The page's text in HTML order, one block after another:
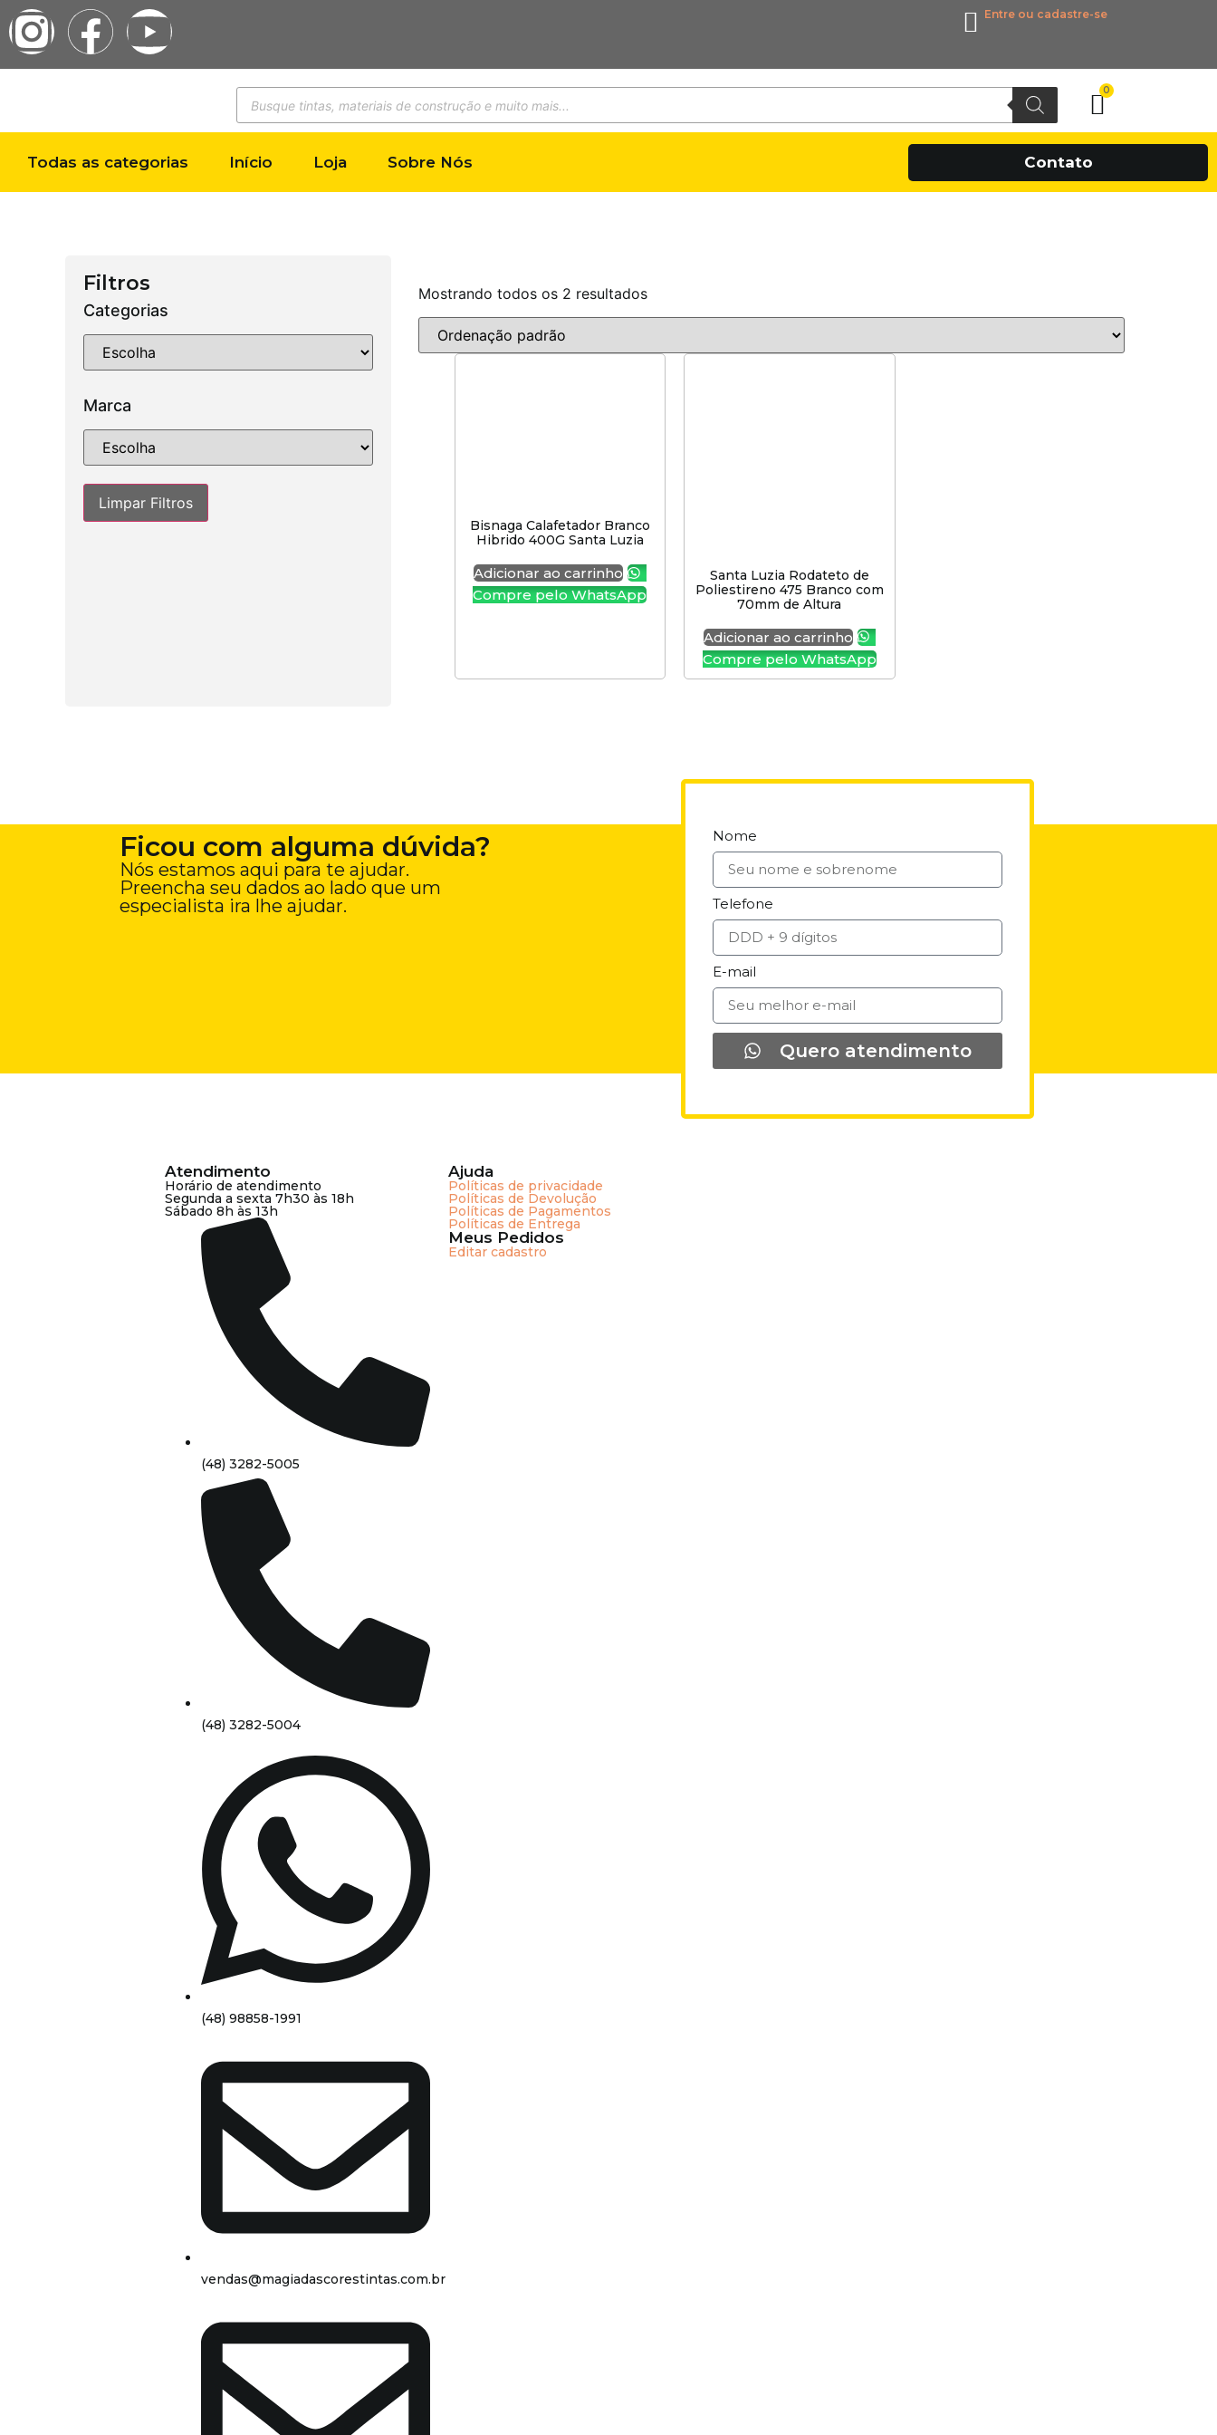
Entre ou cadastre-se
0
Todas as categorias Início Loja Sobre Nós Contato
Filtros
Categorias
Marca
Limpar Filtros
Mostrando todos os 2 resultados
Bisnaga Calafetador Branco
Hibrido 400G Santa Luzia
Adicionar ao carrinho
Compre pelo WhatsApp
Santa Luzia Rodateto de
Poliestireno 475 Branco com
70mm de Altura
Adicionar ao carrinho
Compre pelo WhatsApp
Ficou com alguma dúvida?
Nós estamos aqui para te ajudar.
Preencha seu dados ao lado que um
especialista ira lhe ajudar.
Nome
Telefone
E-mail
Quero atendimento
Atendimento
Horário de atendimento
Segunda a sexta 7h30 às 18h
Sábado 8h às 13h
(48) 3282-5005
(48) 3282-5004
(48) 98858-1991
vendas@magiadascorestintas.com.br
Ajuda
Políticas de privacidade
Políticas de Devolução
Políticas de Pagamentos
Políticas de Entrega
Meus Pedidos
Editar cadastro